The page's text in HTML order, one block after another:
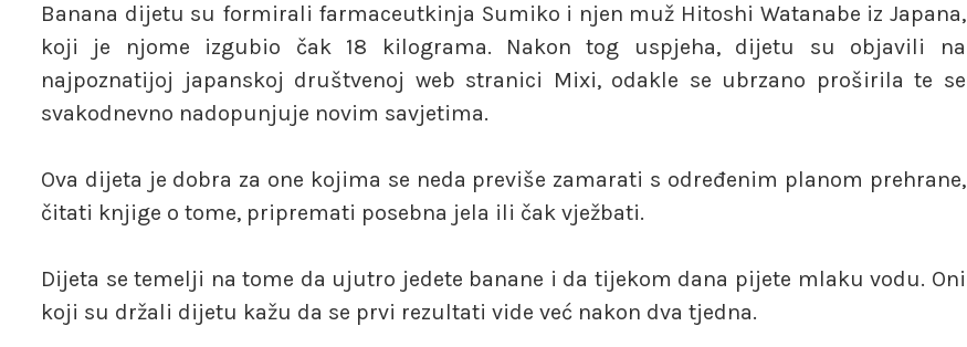
Banana dijetu su formirali farmaceutkinja Sumiko i njen muž Hitoshi Watanabe iz Japana,
koji je njome izgubio čak 18 kilograma. Nakon tog uspjeha, dijetu su objavili na
najpoznatijoj japanskoj društvenoj web stranici Mixi, odakle se ubrzano proširila te se
svakodnevno nadopunjuje novim savjetima.
Ova dijeta je dobra za one kojima se neda previše zamarati s određenim planom prehrane,
čitati knjige o tome, pripremati posebna jela ili čak vježbati.
Dijeta se temelji na tome da ujutro jedete banane i da tijekom dana pijete mlaku vodu. Oni
koji su držali dijetu kažu da se prvi rezultati vide već nakon dva tjedna.